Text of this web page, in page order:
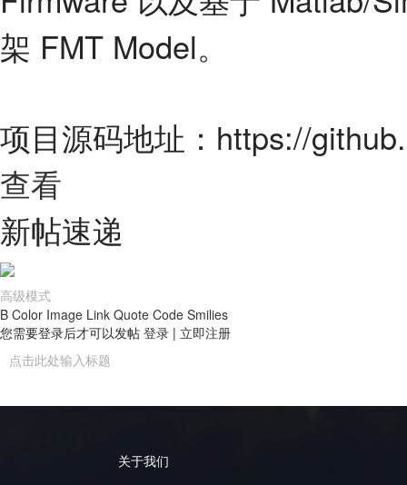
架 FMT Model。
项目源码地址：https://
查看
新帖速递
高级模式
B Color Image Link Quote Code Smilies
您需要登录后才可以发帖 登录 | 立即注册
关于我们